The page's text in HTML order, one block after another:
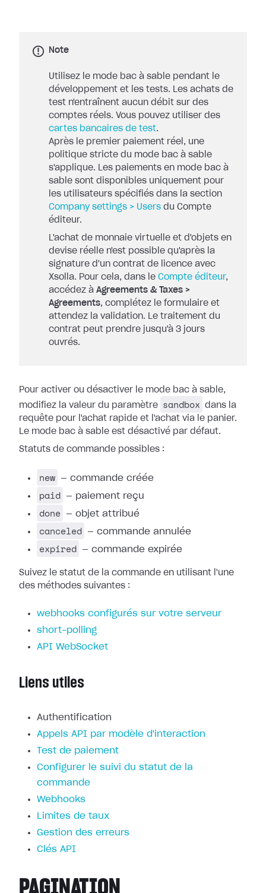
Note
Utilisez le mode bac à sable pendant le
développement et les tests. Les achats de
test n'entraînent aucun débit sur des
comptes réels. Vous pouvez utiliser des
cartes bancaires de test.
Après le premier paiement réel, une
politique stricte du mode bac à sable
s'applique. Les paiements en mode bac à
sable sont disponibles uniquement pour
les utilisateurs spécifiés dans la section
Company settings > Users du Compte
éditeur.
L'achat de monnaie virtuelle et d'objets en
devise réelle n'est possible qu'après la
signature d'un contrat de licence avec
Xsolla. Pour cela, dans le Compte éditeur,
accédez à Agreements & Taxes >
Agreements, complétez le formulaire et
attendez la validation. Le traitement du
contrat peut prendre jusqu'à 3 jours
ouvrés.
Pour activer ou désactiver le mode bac à sable,
modifiez la valeur du paramètre
sandbox
dans la
requête pour l'achat rapide et l'achat via le panier.
Le mode bac à sable est désactivé par défaut.
Statuts de commande possibles :
new — commande créée
paid — paiement reçu
done — objet attribué
canceled — commande annulée
expired — commande expirée
Suivez le statut de la commande en utilisant l'une
des méthodes suivantes :
webhooks configurés sur votre serveur
short-polling
API WebSocket
Liens utiles
Authentification
Appels API par modèle d'interaction
Test de paiement
Configurer le suivi du statut de la
commande
Webhooks
Limites de taux
Gestion des erreurs
Clés API
PAGINATION